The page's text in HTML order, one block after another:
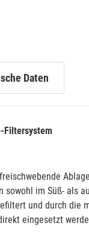
Daten
Filtersystem
im Süß- als
und durch
eingesetzt